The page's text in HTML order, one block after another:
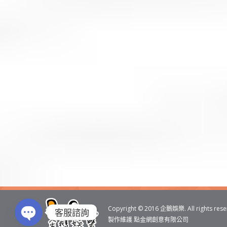
Copyright © 2016企鵝娛樂. All rights
製作維護點金網創意有限公司
客服諮詢